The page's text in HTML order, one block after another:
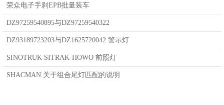
荣众电子手刹EPB批量装车
DZ97259540895与DZ97259540322
DZ93189723203与DZ1625720042 警示灯
SINOTRUK SITRAK-HOWO 前照灯
SHACMAN 关于组合尾灯匹配的说明